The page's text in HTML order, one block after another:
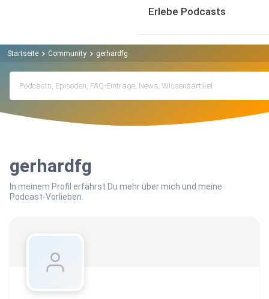
Erlebe Podcasts
Startseite Community gerhardfg
gerhardfg
In meinem Profil erfährst Du mehr über mich und meine
Podcast-Vorlieben.